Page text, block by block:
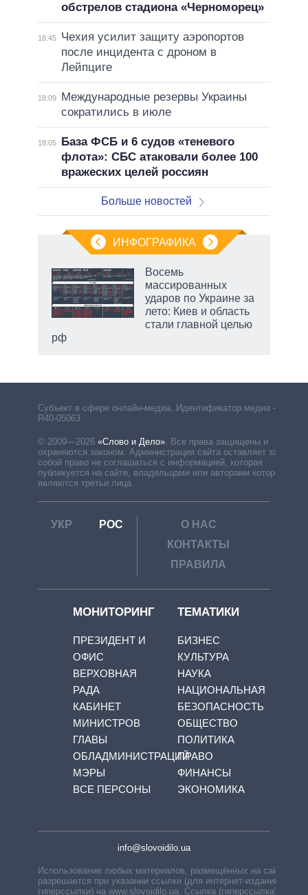
обстрелов стадиона «Черноморец»
18:45
Чехия усилит защиту аэропортов
после инцидента с дроном в
Лейпциге
18:09
Международные резервы Украины
сократились в июле
18:05
База ФСБ и 6 судов «теневого
флота»: СБС атаковали более 100
вражеских целей россиян
Больше новостей
ИНФОГРАФИКА
Восемь
массированных
ударов по Украине за
лето: Киев и область
стали главной целью
рф
Субъект в сфере онлайн-медиа. Идентификатор медиа –
R40-05063
© 2009—2026 «Слово и Дело». Все права защищены и
охраняются законом. Администрация сайта оставляет за
собой право не соглашаться с информацией, которая
публикуется на сайте, владельцами или авторами которой
являются третьи лица.
УКР РОС
О НАС
КОНТАКТЫ
ПРАВИЛА
МОНИТОРИНГ
ПРЕЗИДЕНТ И
ОФИС
ВЕРХОВНАЯ
РАДА
КАБИНЕТ
МИНИСТРОВ
ГЛАВЫ
ОБЛАДМИНИСТРАЦИЙ
МЭРЫ
ВСЕ ПЕРСОНЫ
ТЕМАТИКИ
БИЗНЕС
КУЛЬТУРА
НАУКА
НАЦИОНАЛЬНАЯ
БЕЗОПАСНОСТЬ
ОБЩЕСТВО
ПОЛИТИКА
ПРАВО
ФИНАНСЫ
ЭКОНОМИКА
info@slovoidilo.ua
Использование любых материалов, размещённых на сайте,
разрешается при указании ссылки (для интернет-изданий —
гиперссылки) на www.slovoidilo.ua. Ссылка (гиперссылка)